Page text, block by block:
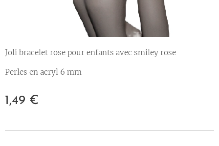
Joli bracelet rose pour enfants avec smiley rose
Perles en acryl 6 mm
1,49 €